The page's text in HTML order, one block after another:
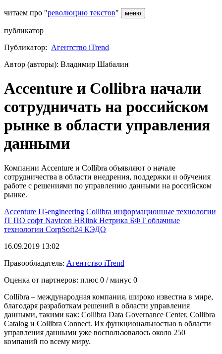
читаем про "революцию текстов" меню
публикатор
Публикатор: Агентство iTrend
Автор (авторы): Владимир Шабалин
Accenture и Collibra начали
сотрудничать на российском
рынке в области управления
данными
Компании Accenture и Collibra объявляют о начале
сотрудничества в области внедрения, поддержки и обучения
работе с решениями по управлению данными на российском
рынке.
Accenture IT-engineering Collibra информационные технологии
IT ПО софт Navicon HRlink Нетрика БФТ облачные
технологии CorpSoft24 КЭДО
16.09.2019 13:02
Правообладатель: Агентство iTrend
Оценка от партнеров: плюс 0 / минус 0
Collibra – международная компания, широко известна в мире,
благодаря разработкам решений в области управления
данными, такими как: Collibra Data Governance Center, Collibra
Catalog и Collibra Connect. Их функциональностью в области
управления данными уже воспользовалось около 250
компаний по всему миру.